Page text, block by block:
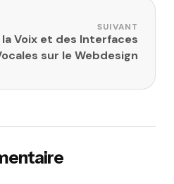
SUIVANT
la Voix et des Interfaces
sur le Webdesign